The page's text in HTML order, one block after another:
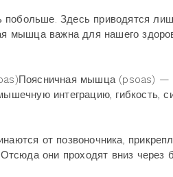
побольше. Здесь приводятся
мышца важна для нашего
мышца (psoas) —
интеграцию, гибкость,
от позвоночника,
они проходят вниз